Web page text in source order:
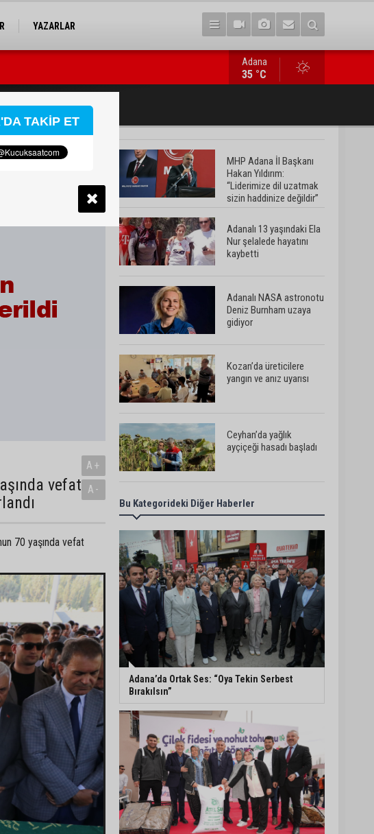
YAZARLAR
Adanalı NASA astronotu Deniz Burnham uzaya gidiyor
Adana
35 °C
vefat
A+
A-
70 yaşında vefat
MHP Adana İl Başkanı
Hakan Yıldırım:
“Liderimize dil uzatmak
sizin haddinize değildir”
Adanalı 13 yaşındaki Ela
Nur şelalede hayatını
kaybetti
Adanalı NASA astronotu
Deniz Burnham uzaya
gidiyor
Kozan’da üreticilere
yangın ve anız uyarısı
Ceyhan’da yağlık
ayçiçeği hasadı başladı
Yedigöze’deki göçüğün
nedeni belli oldu
Kozan’da turunçgil
zararlısına karşı biyolojik
mücadele
Yedigöze İçme Suyu
Projesi çalışmalarında
göçük: 1 işçi hayatını
kaybetti
Yedigöze İçme Suyu
Projesi çalışmalarında
göçük meydana geldi
Müzeyyen Şevkin’den
Çocuk Koruma Kanunu
Teklifi’ne eleştiri:
“Öncelik ceza değil,
önlemedir”
Bu Kategorideki Diğer Haberler
Adana’da Ortak Ses: “Oya Tekin Serbest
Bırakılsın”
TAKİP ET